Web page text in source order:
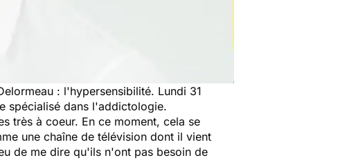
: l'hypersensibilité. Lundi 31
spécialisé dans l'addictologie.
très à coeur. En ce moment, cela se
une chaîne de télévision dont il vient
de me dire qu'ils n'ont pas besoin de